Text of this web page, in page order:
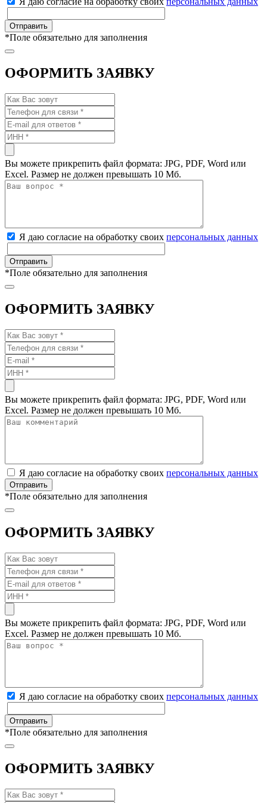
*Поле обязательно для заполнения
ОФОРМИТЬ ЗАЯВКУ
Вы можете прикрепить файл формата: JPG, PDF, Word или
Excel. Размер не должен превышать 10 Мб.
Я даю согласие на обработку своих персональных данных
*Поле обязательно для заполнения
ОФОРМИТЬ ЗАЯВКУ
Вы можете прикрепить файл формата: JPG, PDF, Word или
Excel. Размер не должен превышать 10 Мб.
Я даю согласие на обработку своих персональных данных
*Поле обязательно для заполнения
ОФОРМИТЬ ЗАЯВКУ
Вы можете прикрепить файл формата: JPG, PDF, Word или
Excel. Размер не должен превышать 10 Мб.
Я даю согласие на обработку своих персональных данных
*Поле обязательно для заполнения
ОФОРМИТЬ ЗАЯВКУ